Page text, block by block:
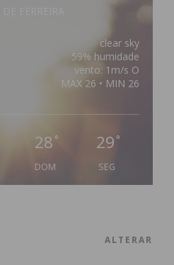
clear sky
59% humidade
vento: 1m/s O
MAX 26 • MIN 26
28 °
DOM
29 °
SEG
ALTERAR